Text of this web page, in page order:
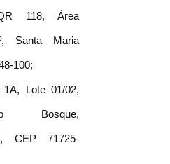
118, Área
Santa Maria
100;
Lote 01/02,
Bosque,
CEP 71725-